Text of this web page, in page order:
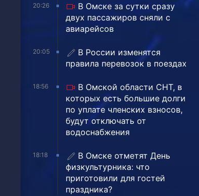
20:26
В Омске за сутки сразу
двух пассажиров сняли с
авиарейсов
20:05
В России изменятся
правила перевозок в поездах
18:56
В Омской области СНТ, в
которых есть большие долги
по уплате членских взносов,
будут отключать от
водоснабжения
18:18
В Омске отметят День
физкультурника: что
приготовили для гостей
праздника?